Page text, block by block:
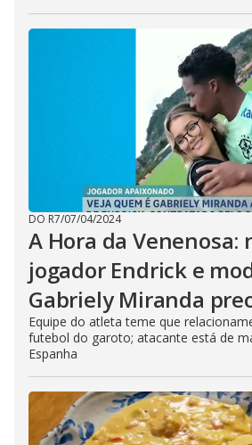
DO R7/07/04/2024
A Hora da Venenosa:
jogador Endrick e
Gabriely Miranda
Equipe do atleta teme que
futebol do garoto; atacante está de
Espanha